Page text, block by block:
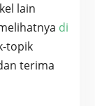
lain
di
topik
terima